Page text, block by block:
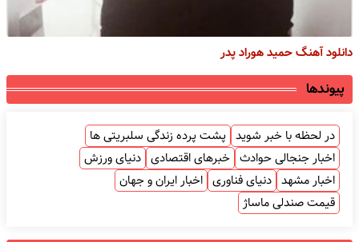
دانلود آهنگ حمید هوراد پدر
پیوندها
در لحظه با خبر شوید پشت پرده زندگی سلبریتی ها
اخبار جنجالی حوادث خبرهای اقتصادی دنیای ورزش
اخبار مشهد دنیای فناوری اخبار ایران و جهان
قیمت صندلی ماساژ